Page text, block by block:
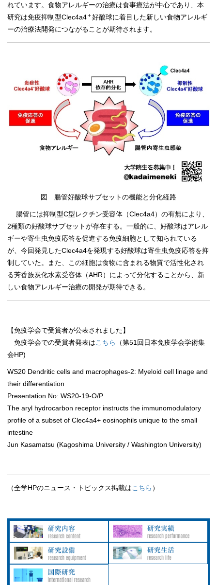
れています。食物アレルギーの治療は食事療法が中心であり、本
研究は免疫抑制型Clec4a4＋好酸球に着目した新しい食物アレルギ
ーの治療法開発につながることが期待されます。
図 腸管好酸球サブセットの機能と分化経路
腸管には抑制型C型レクチン受容体（Clec4a4）の有無により、
2種類の好酸球サブセットが存在する。一般的に、好酸球はアレル
ギーや寄生虫免疫応答を促進する免疫細胞として知られている
が、今回発見したClec4a4を発現する好酸球は寄生虫免疫応答を抑
制していた。また、この細胞は食物に含まれる物質で活性化され
る芳香族炭化水素受容体（AHR）によって分化することから、新
しい食物アレルギー治療の開発が期待できる。
【免疫学会で受賞者が公表されました】
免疫学会での受賞者発表はこちら
（第51回日本免疫学会学術集
会HP)
WS20 Dendritic cells and macrophages-2: Myeloid cell linage and
their differentiation
Presentation No: WS20-19-O/P
The aryl hydrocarbon receptor instructs the immunomodulatory
profile of a subset of Clec4a4+ eosinophils unique to the small
intestine
Jun Kasamatsu (Kagoshima University / Washington University)
（全学HPのニュース・トピックス掲載はこちら ）